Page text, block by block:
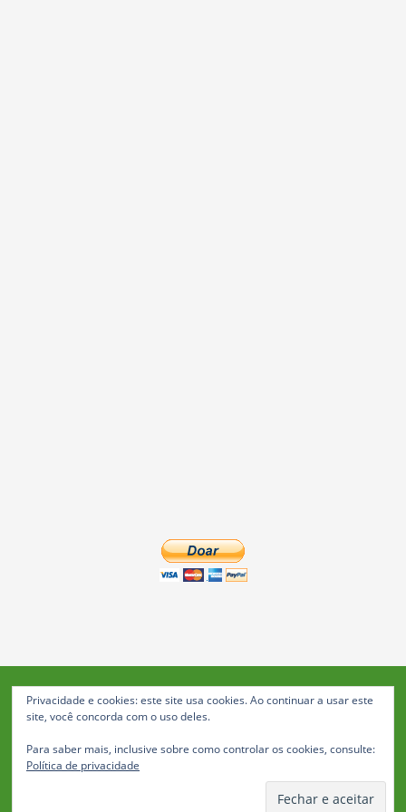
Blog da Feira: Jornal de Notícias de Feira de Santana
Todos os direitos reservados
Política de Privacidade
Privacidade e cookies: este site usa cookies. Ao continuar a usar este
site, você concorda com o uso deles.
Para saber mais, inclusive sobre como controlar os cookies, consulte:
Política de privacidade